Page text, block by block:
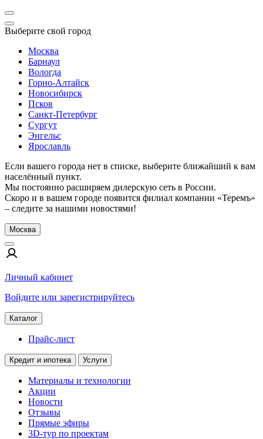
Выберите свой город
Москва
Барнаул
Вологда
Горно-Алтайск
Новосибирск
Псков
Санкт-Петербург
Сургут
Энгельс
Ярославль
Если вашего города нет в списке, выберите ближайший к вам
населённый пункт.
Мы постоянно расширяем дилерскую сеть в России.
Скоро и в вашем городе появится филиал компании «Теремъ»
– следите за нашими новостями!
Москва
Личный кабинет
Войдите или зарегистрируйтесь
Каталог
Прайс-лист
Кредит и ипотека Услуги
Материалы и технологии
Акции
Новости
Отзывы
Прямые эфиры
3D-тур по проектам